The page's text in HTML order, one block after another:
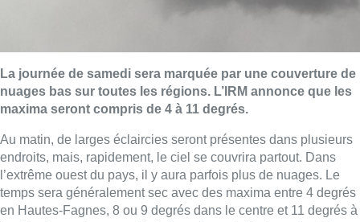
La journée de samedi sera marquée par une couverture de
nuages bas sur toutes les régions. L’IRM annonce que les
maxima seront compris de 4 à 11 degrés.
Au matin, de larges éclaircies seront présentes dans plusieurs
endroits, mais, rapidement, le ciel se couvrira partout. Dans
l’extrême ouest du pays, il y aura parfois plus de nuages. Le
temps sera généralement sec avec des maxima entre 4 degrés
en Hautes-Fagnes, 8 ou 9 degrés dans le centre et 11 degrés à